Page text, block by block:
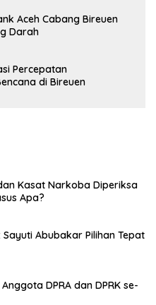
Aceh Cabang Bireuen
Darah
Percepatan
di Bireuen
Kasat Narkoba Diperiksa
Apa?
Abubakar Pilihan Tepat
DPRA dan DPRK se-